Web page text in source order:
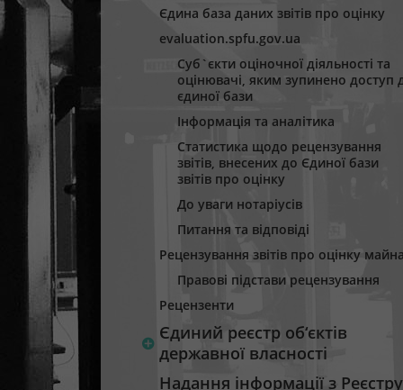
Єдина база даних звітів про оцінку
evaluation.spfu.gov.ua
Суб`єкти оціночної діяльності та
оцінювачі, яким зупинено доступ
єдиної бази
Інформація та аналітика
Статистика щодо рецензування
звітів, внесених до Єдиної бази
звітів про оцінку
До уваги нотаріусів
Питання та відповіді
Рецензування звітів про оцінку
Правові підстави рецензування
Рецензенти
Єдиний реєстр об‘єктів
державної власності
Надання інформації з Реєстру